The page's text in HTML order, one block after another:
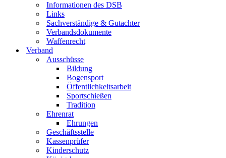
Informationen des DSB
Links
Sachverständige & Gutachter
Verbandsdokumente
Waffenrecht
Verband
Ausschüsse
Bildung
Bogensport
Öffentlichkeitsarbeit
Sportschießen
Tradition
Ehrenrat
Ehrungen
Geschäftsstelle
Kassenprüfer
Kinderschutz